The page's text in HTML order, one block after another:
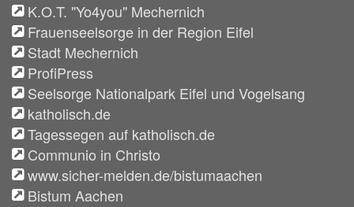
K.O.T. "Yo4you" Mechernich
Frauenseelsorge in der Region Eifel
Stadt Mechernich
ProfiPress
Seelsorge Nationalpark Eifel und Vogelsang
katholisch.de
Tagessegen auf katholisch.de
Communio in Christo
www.sicher-melden.de/bistumaachen
Bistum Aachen